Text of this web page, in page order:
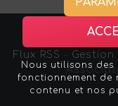
Flux RSS
Nous utilisons
fonctionnement de
contenu et nos